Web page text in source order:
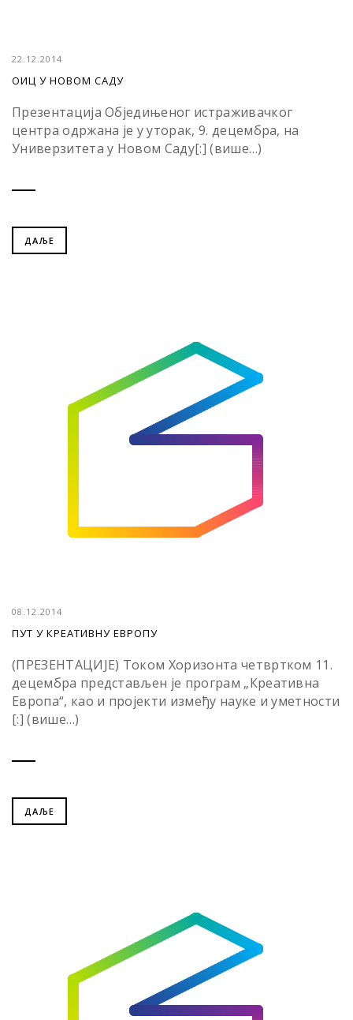
22.12.2014
ОИЦ У НОВОМ САДУ
Презентација Обједињеног истраживачког
центра одржанa je у уторак, 9. децембра, на
Универзитета у Новом Саду[:] (више…)
ДАЉЕ
08.12.2014
ПУТ У КРЕАТИВНУ ЕВРОПУ
(ПРЕЗЕНТАЦИЈЕ) Током Хоризонта четвртком 11.
децембра представљен је програм „Креативна
Европа“, као и пројекти између науке и уметности
[:] (више…)
ДАЉЕ